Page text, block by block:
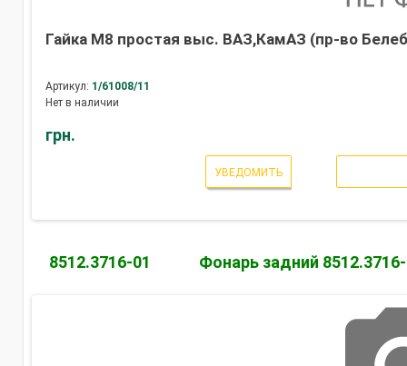
Гайка М8 простая выс. ВАЗ,КамАЗ (пр-во
Артикул: 1/61008/11
Нет в наличии
грн.
УВЕДОМИТЬ
8512.3716-01 Фонарь задний